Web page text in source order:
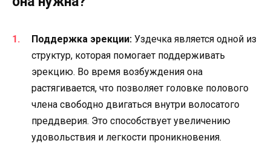
Поддержка эрекции: Уздечка является одной из
структур, которая помогает поддерживать
эрекцию. Во время возбуждения она
растягивается, что позволяет головке полового
члена свободно двигаться внутри волосатого
преддверия. Это способствует увеличению
удовольствия и легкости проникновения.